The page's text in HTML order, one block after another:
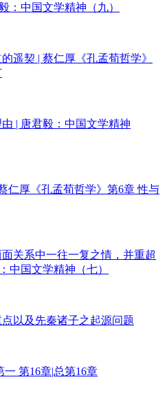
：中国文学精神（九）
遥契 | 蔡仁厚《孔孟荀哲学》
| 唐君毅：中国文学精神
仁厚《孔孟荀哲学》第6章 性与
关系中一往一复之情，并重超
中国文学精神（七）
以及先秦诸子之起源问题
一 第16章|总第16章